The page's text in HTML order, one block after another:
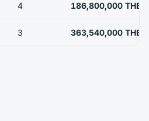
4 186,800,000 THB
3 363,540,000 THB